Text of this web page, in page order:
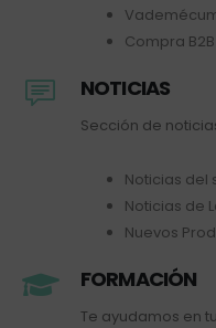
Compra B2B
NOTICIAS
Sección de
Noticias del
Noticias de
Nuevos
FORMACIÓN
Te ayudamos en